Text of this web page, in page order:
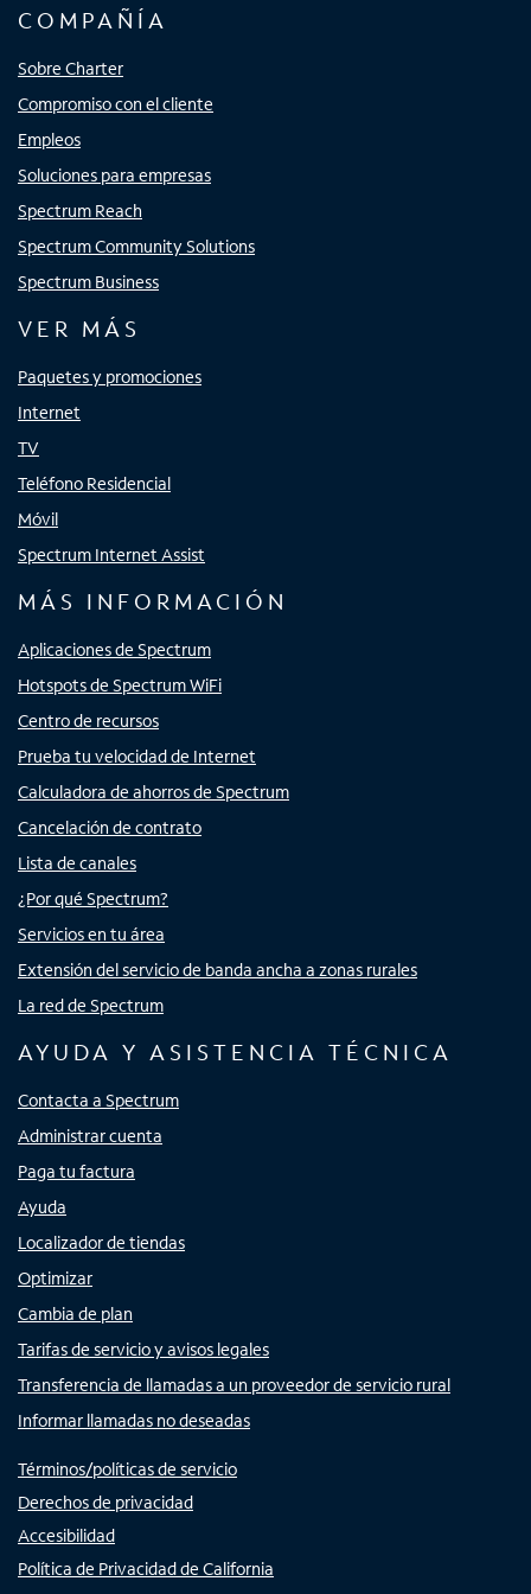
COMPAÑÍA
Sobre Charter
Compromiso con el cliente
Empleos
Soluciones para empresas
Spectrum Reach
Spectrum Community Solutions
Spectrum Business
VER MÁS
Paquetes y promociones
Internet
TV
Teléfono Residencial
Móvil
Spectrum Internet Assist
MÁS INFORMACIÓN
Aplicaciones de Spectrum
Hotspots de Spectrum WiFi
Centro de recursos
Prueba tu velocidad de Internet
Calculadora de ahorros de Spectrum
Cancelación de contrato
Lista de canales
¿Por qué Spectrum?
Servicios en tu área
Extensión del servicio de banda ancha a zonas rurales
La red de Spectrum
AYUDA Y ASISTENCIA TÉCNICA
Contacta a Spectrum
Administrar cuenta
Paga tu factura
Ayuda
Localizador de tiendas
Optimizar
Cambia de plan
Tarifas de servicio y avisos legales
Transferencia de llamadas a un proveedor de servicio rural
Informar llamadas no deseadas
Términos/políticas de servicio
Derechos de privacidad
Accesibilidad
Política de Privacidad de California